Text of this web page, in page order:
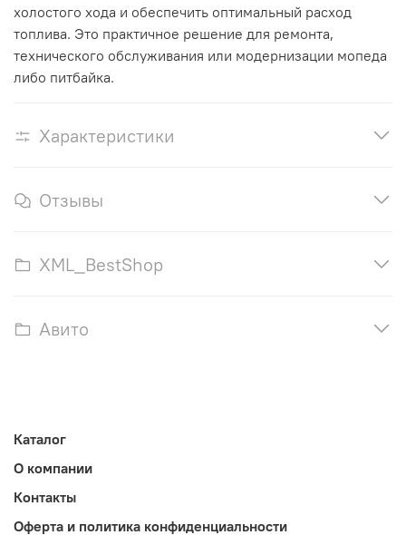
холостого хода и обеспечить оптимальный расход
топлива. Это практичное решение для ремонта,
технического обслуживания или модернизации мопеда
либо питбайка.
Характеристики
Отзывы
XML_BestShop
Авито
Каталог
О компании
Контакты
Оферта и политика конфиденциальности